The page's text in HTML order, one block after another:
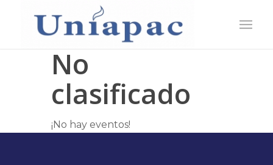
No
clasificado
¡No hay eventos!